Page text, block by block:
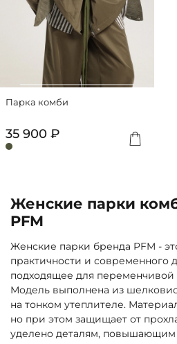
Парка комби
35 900 ₽
Женские парки
PFM
Женские парки бренда PFM -
практичности и современного
подходящее для переменчивой
Модель выполнена из
на тонком утеплителе.
но при этом защищает от
уделено деталям,